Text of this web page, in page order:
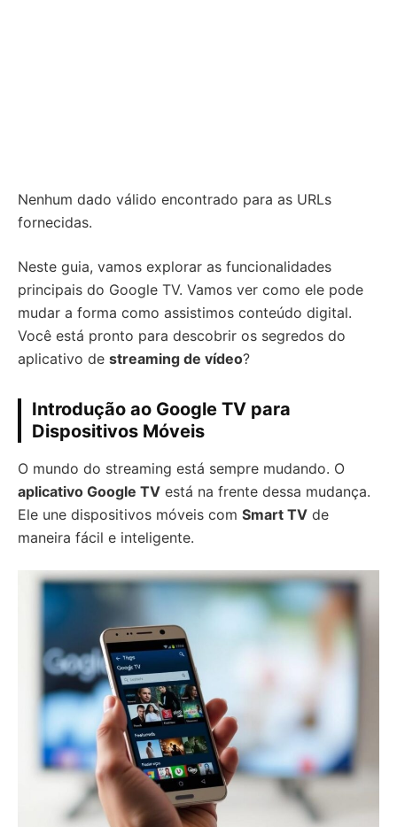
Nenhum dado válido encontrado para as URLs
fornecidas.
Neste guia, vamos explorar as funcionalidades
principais do Google TV. Vamos ver como ele pode
mudar a forma como assistimos conteúdo digital.
Você está pronto para descobrir os segredos do
aplicativo de streaming de vídeo?
Introdução ao Google TV para
Dispositivos Móveis
O mundo do streaming está sempre mudando. O
aplicativo Google TV está na frente dessa mudança.
Ele une dispositivos móveis com Smart TV de
maneira fácil e inteligente.